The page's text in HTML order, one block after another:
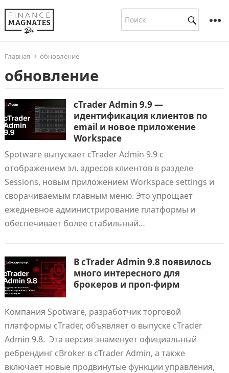
Главная обновление
обновление
cTrader Admin 9.9 —
идентификация клиентов по
email и новое приложение
Workspace
Spotware выпускает cTrader Admin 9.9 с
отображением эл. адресов клиентов в разделе
Sessions, новым приложением Workspace settings и
сворачиваемым главным меню. Это упрощает
ежедневное администрирование платформы и
обеспечивает более стабильный…
В cTrader Admin 9.8 появилось
много интересного для
брокеров и проп-фирм
Компания Spotware, разработчик торговой
платформы cTrader, объявляет о выпуске cTrader
Admin 9.8. Эта версия знаменует официальный
ребрендинг cBroker в cTrader Admin, а также
включает новые продвинутые функции управления,